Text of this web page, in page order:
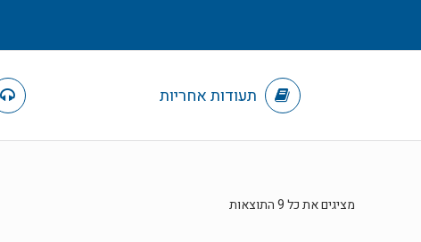
תעודות אחריות
מציגים את כל ⁦9⁩ התוצאות